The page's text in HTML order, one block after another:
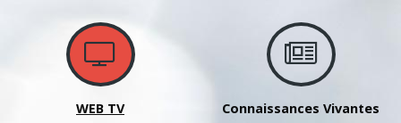
WEB TV Connaissances Vivantes